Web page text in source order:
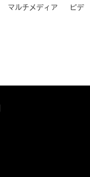
マルチメディア ビデ